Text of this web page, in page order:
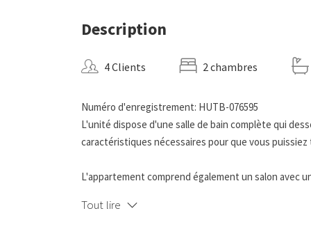
Description
4 Clients 2 chambres
Numéro d'enregistrement: HUTB-076595
L'unité dispose d'une salle de bain complète qui
caractéristiques nécessaires pour que vous
L'appartement comprend également un salon avec
Tout lire